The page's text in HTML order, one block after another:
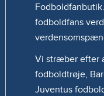
fodboldfans
Vi stræber efter
fodboldtrøje,
Juventus